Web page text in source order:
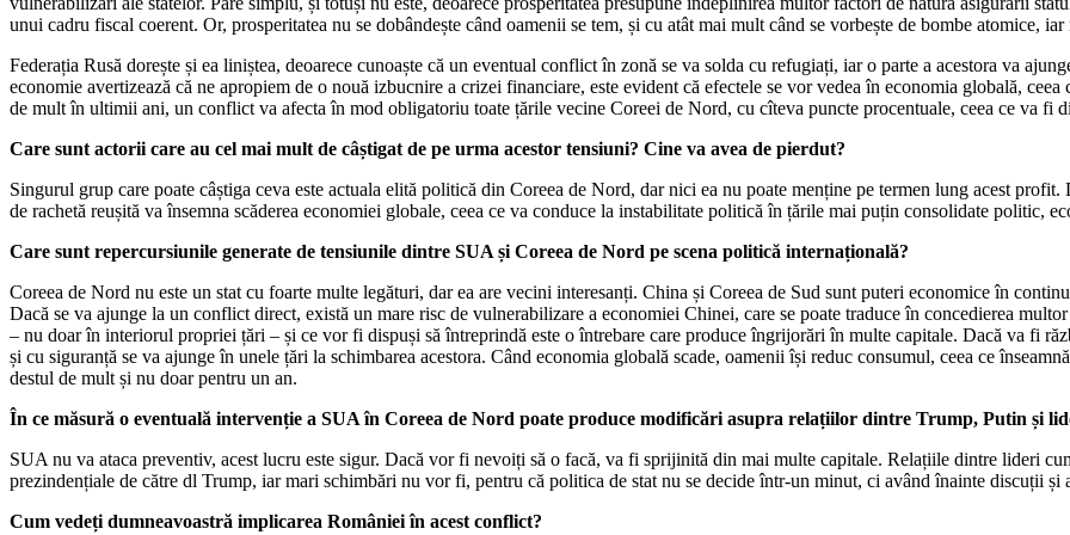
unui cadru fiscal coerent. Or, prosperitatea nu se dobândește când oamenii se tem, și cu atât mai mult când se vorbește de bombe atomice,
Federația Rusă dorește și ea liniștea, deoarece cunoaște că un eventual conflict în zonă se va solda cu refugiați, iar o parte a acestora va
economie avertizează că ne apropiem de o nouă izbucnire a crizei financiare, este evident că efectele se vor vedea în economia globală,
de mult în ultimii ani, un conflict va afecta în mod obligatoriu toate țările vecine Coreei de Nord, cu cîteva puncte procentuale, ceea ce va fi
Care sunt actorii care au cel mai mult de câștigat de pe urma acestor tensiuni? Cine va avea de pierdut?
Singurul grup care poate câștiga ceva este actuala elită politică din Coreea de Nord, dar nici ea nu poate menține pe termen lung acest
de rachetă reușită va însemna scăderea economiei globale, ceea ce va conduce la instabilitate politică în țările mai puțin consolidate politic,
Care sunt repercursiunile generate de tensiunile dintre SUA și Coreea de Nord pe scena politică internațională?
Coreea de Nord nu este un stat cu foarte multe legături, dar ea are vecini interesanți. China și Coreea de Sud sunt puteri economice în
Dacă se va ajunge la un conflict direct, există un mare risc de vulnerabilizare a economiei Chinei, care se poate traduce în concedierea
– nu doar în interiorul propriei țări – și ce vor fi dispuși să întreprindă este o întrebare care produce îngrijorări în multe capitale. Dacă va fi
și cu siguranță se va ajunge în unele țări la schimbarea acestora. Când economia globală scade, oamenii își reduc consumul, ceea ce
destul de mult și nu doar pentru un an.
În ce măsură o eventuală intervenție a SUA în Coreea de Nord poate produce modificări asupra relațiilor dintre Trump, Putin și
SUA nu va ataca preventiv, acest lucru este sigur. Dacă vor fi nevoiți să o facă, va fi sprijinită din mai multe capitale. Relațiile dintre lideri
prezindențiale de către dl Trump, iar mari schimbări nu vor fi, pentru că politica de stat nu se decide într-un minut, ci având înainte discuții și
Cum vedeți dumneavoastră implicarea României în acest conflict?